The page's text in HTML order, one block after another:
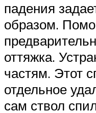
падения
образом.
оттяжка.
частям. Этот
отдельное
сам ствол